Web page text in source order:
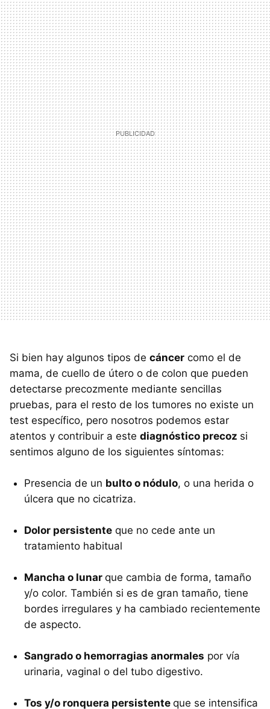
Si bien hay algunos tipos de cáncer como el de
mama, de cuello de útero o de colon que pueden
detectarse precozmente mediante sencillas
pruebas, para el resto de los tumores no existe un
test específico, pero nosotros podemos estar
atentos y contribuir a este diagnóstico precoz si
sentimos alguno de los siguientes síntomas:
Presencia de un bulto o nódulo, o una herida o
úlcera que no cicatriza.
Dolor persistente que no cede ante un
tratamiento habitual
Mancha o lunar que cambia de forma, tamaño
y/o color. También si es de gran tamaño, tiene
bordes irregulares y ha cambiado recientemente
de aspecto.
Sangrado o hemorragias anormales por vía
urinaria, vaginal o del tubo digestivo.
Tos y/o ronquera persistente que se intensifica